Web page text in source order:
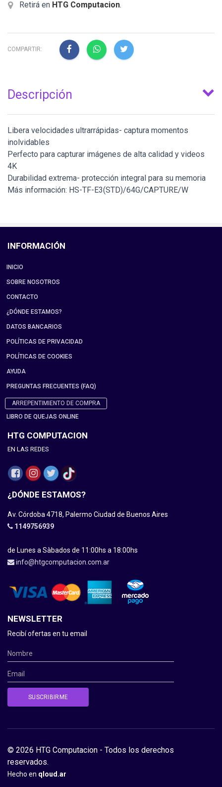
Retirá en HTG Computacion.
COMPARTIR:
Descripción
Libera velocidades ultrarrápidas- captura momentos
inolvidables
Perfecto para capturar imágenes de alta calidad y videos
4K
Durabilidad extrema- protección integral para su memoria
Más información: HS-TF-E3(STD)/64G/CAPTURE/W
INFORMACIÓN
INICIO
SOBRE NOSOTROS
CONTACTO
¿DÓNDE ESTAMOS?
DATOS BANCARIOS
POLÍTICAS DE PRIVACIDAD
POLÍTICAS DE COOKIES
AYUDA
PREGUNTAS FRECUENTES (FAQ)
ARREPENTIMIENTO DE COMPRA
LIBRO DE QUEJAS ONLINE
HTG COMPUTACION
EN LAS REDES
¿DÓNDE ESTAMOS?
Av. Córdoba 4718, Palermo Ciudad de Buenos Aires
1149756939
de Lunes a Sàbados de 11:00hs a 18:00hs
info@htgcomputacion.com.ar
NEWSLETTER
Recibí ofertas en tu email
© 2026 HTG Computacion - Todos los derechos
reservados.
Hecho en qloud.ar